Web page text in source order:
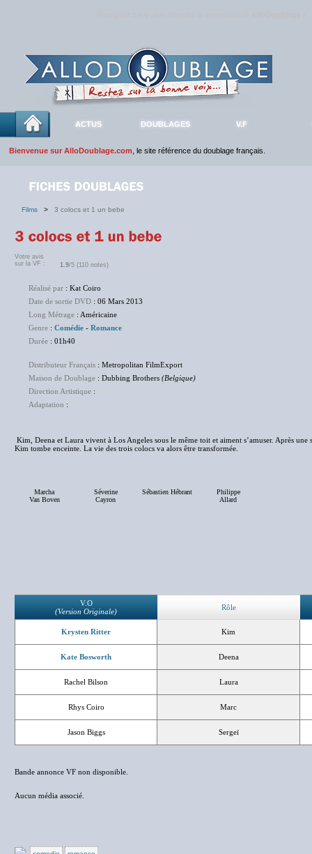
ACTUS DOUBLAGES V.F
Bienvenue sur AlloDoublage.com , le site référence du doublage français.
Films > 3 colocs et 1 un bebe
Votre avis
sur la VF :
1.9/5 (110 notes)
Réalisé par : Kat Coiro
Date de sortie DVD : 06 Mars 2013
Long Métrage : Américaine
Genre : Comédie - Romance
Durée : 01h40
Distributeur Français : Metropolitan FilmExport
Maison de Doublage : Dubbing Brothers (Belgique)
Direction Artistique :
Adaptation :
Kim, Deena et Laura vivent à Los Angeles sous le même toit et aiment s’amuser. Après une
Kim tombe enceinte. La vie des trois colocs va alors être transformée.
Marcha
Van Boven
Séverine
Cayron
Sébastien Hébrant
Philippe
Allard
V.O
(Version Originale)
Rôle
Krysten Ritter Kim
Kate Bosworth Deena
Rachel Bilson Laura
Rhys Coiro Marc
Jason Biggs Sergeï
Bande annonce VF non disponible.
Aucun média associé.